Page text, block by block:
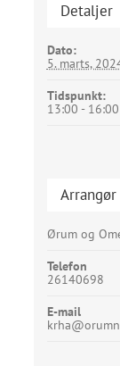
Detaljer
Dato:
5. marts,
Tidspunkt:
13:00 - 16:00
Arrangør
Ørum og
Telefon
26140698
E-mail